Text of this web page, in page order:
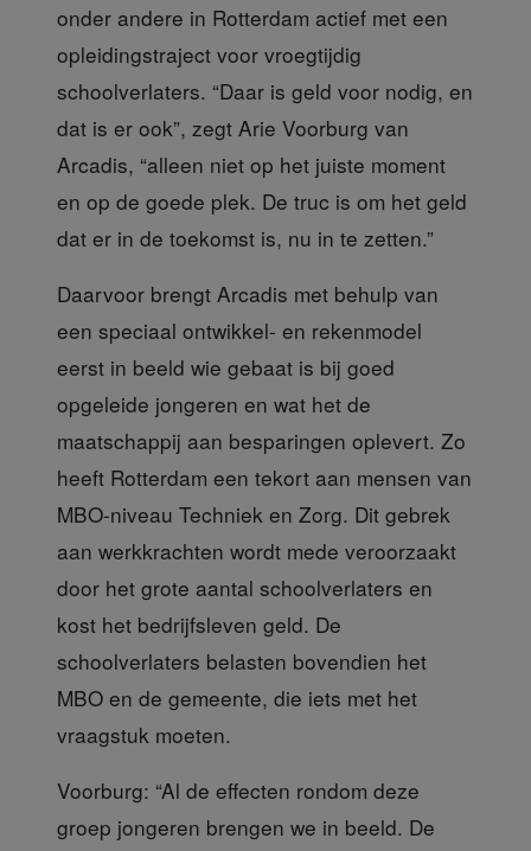
onder andere in Rotterdam actief met een
opleidingstraject voor vroegtijdig
schoolverlaters. “Daar is geld voor nodig, en
dat is er ook”, zegt Arie Voorburg van
Arcadis, “alleen niet op het juiste moment
en op de goede plek. De truc is om het geld
dat er in de toekomst is, nu in te zetten.”
Daarvoor brengt Arcadis met behulp van
een speciaal ontwikkel- en rekenmodel
eerst in beeld wie gebaat is bij goed
opgeleide jongeren en wat het de
maatschappij aan besparingen oplevert. Zo
heeft Rotterdam een tekort aan mensen van
MBO-niveau Techniek en Zorg. Dit gebrek
aan werkkrachten wordt mede veroorzaakt
door het grote aantal schoolverlaters en
kost het bedrijfsleven geld. De
schoolverlaters belasten bovendien het
MBO en de gemeente, die iets met het
vraagstuk moeten.
Voorburg: “Al de effecten rondom deze
groep jongeren brengen we in beeld. De